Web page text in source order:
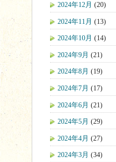
2024年12月 (20)
2024年11月 (13)
2024年10月 (14)
2024年9月 (21)
2024年8月 (19)
2024年7月 (17)
2024年6月 (21)
2024年5月 (29)
2024年4月 (27)
2024年3月 (34)